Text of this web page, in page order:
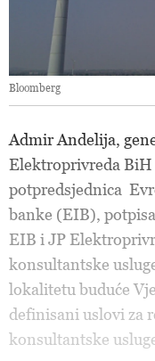
Bloomberg
Admir Andelija,
Elektroprivreda BiH
potpredsjednica
banke (EIB),
EIB i JP
konsultantske
lokalitetu buduće
definisani uslovi za
konsultantske